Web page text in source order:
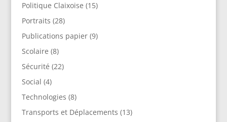
Politique Claixoise (15)
Portraits (28)
Publications papier(9)
Scolaire (8)
Sécurité (22)
Social (4)
Technologies (8)
Transports et Déplacements (13)